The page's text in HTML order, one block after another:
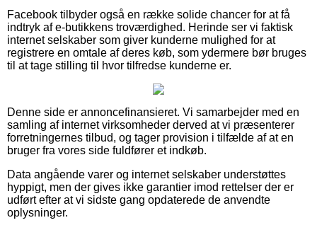
Facebook tilbyder også en række solide chancer for at få
indtryk af e-butikkens troværdighed. Herinde ser vi faktisk
internet selskaber som giver kunderne mulighed for at
registrere en omtale af deres køb, som ydermere bør bruges
til at tage stilling til hvor tilfredse kunderne er.
Denne side er annoncefinansieret. Vi samarbejder med en
samling af internet virksomheder derved at vi præsenterer
forretningernes tilbud, og tager provision i tilfælde af at en
bruger fra vores side fuldfører et indkøb.
Data angående varer og internet selskaber understøttes
hyppigt, men der gives ikke garantier imod rettelser der er
udført efter at vi sidste gang opdaterede de anvendte
oplysninger.